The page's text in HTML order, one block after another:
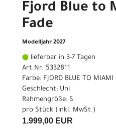
Fjord Blue to
Fade
Modelljahr 2027
lieferbar in 3-7 Tagen
Art.Nr. 5332811
Farbe: FJORD BLUE TO MIAMI
Geschlecht: Uni
Rahmengröße: S
pro Stück (inkl. MwSt.)
1.999,00 EUR